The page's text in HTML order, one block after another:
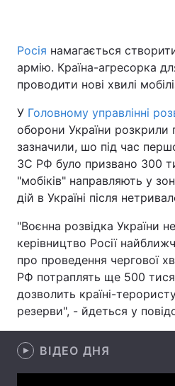
Україна
Економіка
Спорт
Техно і зв'язок
Зброя
Здоров'я
Цікавинки
Екологія
Лонгріди
Відео з Youtube
Інтерв'ю
Росія намагається
армію. Країна-агресорка
проводити нові хвилі
У Головному управлінні
оборони України розкрили
зазначили, шо під час
ЗС РФ було призвано 300
"мобіків" направляють у
дій в Україні після
"Воєнна розвідка України
керівництво Росії
про проведення чергової
РФ потраплять ще 500
дозволить країні-
резерви", - йдеться у
ВІДЕО ДНЯ